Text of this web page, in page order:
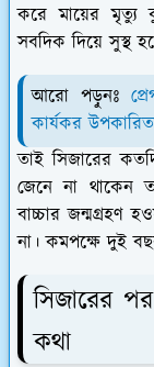
করে মায়ের মৃত্যু
সবদিক দিয়ে সুস্থ
আরো পড়ুনঃ
কার্যকর
তাই সিজারের
জেনে না থাকেন
বাচ্চার জন্মগ্রহণ
না। কমপক্ষে দুই
সিজারের
কথা